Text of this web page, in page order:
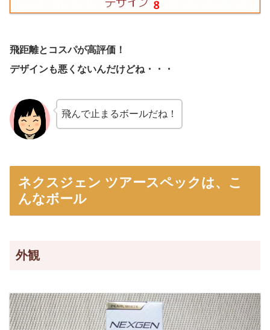
飛距離とコスパが高評価！
デザインも悪くないんだけどね・・・
飛んで止まるボールだね！
ネクスジェン ツアースペックは、こ
んなボール
外観